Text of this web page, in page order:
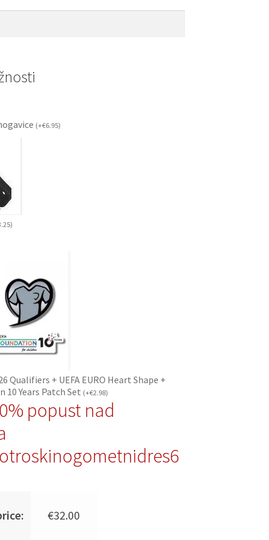
(+€6.95)
)
Qualifiers + UEFA EURO Heart Shape +
10 Years Patch Set (+€2.98)
popust nad
€32.00